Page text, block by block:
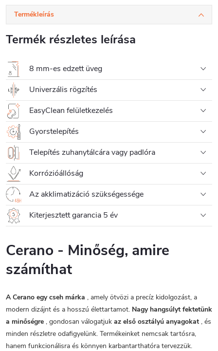
Termékleírás
Termék részletes leírása
8 mm-es edzett üveg
Univerzális rögzítés
EasyClean felületkezelés
Gyorstelepítés
Telepítés zuhanytálcára vagy padlóra
Korrózióállóság
Az akklimatizáció szükségessége
Kiterjesztett garancia 5 év
Cerano - Minőség, amire
számíthat
A Cerano egy cseh márka , amely ötvözi a precíz kidolgozást, a
modern dizájnt és a hosszú élettartamot. Nagy hangsúlyt fektetünk
a minőségre , gondosan válogatjuk az első osztályú anyagokat , és
minden részletre odafigyelünk. Termékeinket nemcsak tartósra,
hanem funkcionálisra és könnyen karbantarthatóra tervezzük.